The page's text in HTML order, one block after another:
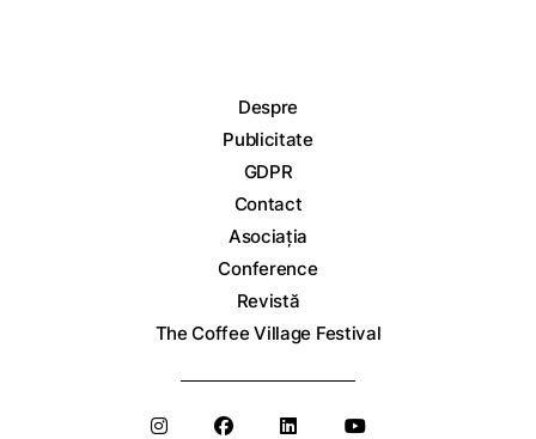
Despre
Publicitate
GDPR
Contact
Asociația
Conference
Revistă
The Coffee Village Festival